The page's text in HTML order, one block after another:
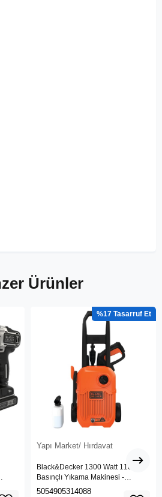
Ürünler
Yapı Market/ Hırdavat
Black&Decker 1300 Watt 110 Bar
Basınçlı Yıkama Makinesi -
(BEPW1300L-QS)
5054905314088
%17